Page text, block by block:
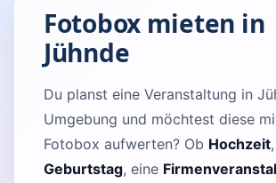
Fotobox mieten in
Jühnde
Du planst eine Veranstaltung in
Umgebung und möchtest diese
Fotobox aufwerten? Ob Hochzeit,
Geburtstag, eine